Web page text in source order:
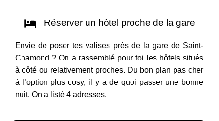
Réserver un hôtel proche de la gare
Envie de poser tes valises près de la gare de Saint-
Chamond ? On a rassemblé pour toi les hôtels situés
à côté ou relativement proches. Du bon plan pas cher
à l’option plus cosy, il y a de quoi passer une bonne
nuit. On a listé 4 adresses.